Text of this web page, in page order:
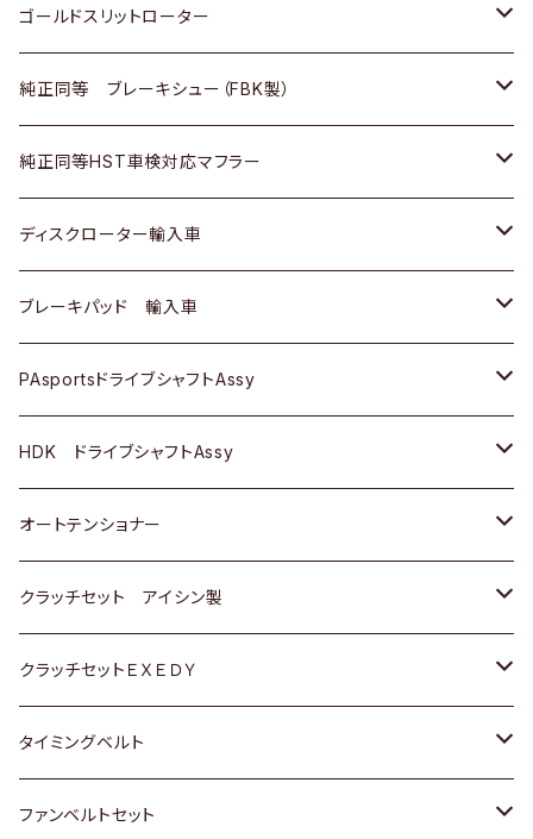
三菱ふそう
ＢＭＷ
三菱ふそう
その他
スバル
マツダ
三菱
スバル
三菱
ダイハツ
マツダ
三菱
スバル
日産
いすゞ
ダイハツ
マツダ
三菱
スバル
ＢＥＮＺ
スズキ
日産
ダイハツ
マツダ
三菱
スバル
ホンダ
日産
いすゞ
ダイハツ
マツダ
三菱
スバル
トヨタ
ホンダ
スズキ
日産
ダイハツ
マツダ
三菱
スバル
ゴールドスリットローター
トヨタ
ホンダ
スズキ
日産
ダイハツ
マツダ
三菱
スバル
純正同等 ブレーキシュー（FBK製）
ホンダ
スズキ
日産
ダイハツ
マツダ
三菱
スバル
純正同等HST車検対応マフラー
トヨタ
ホンダ
スズキ
日産
いすゞ
ダイハツ
マツダ
三菱
スバル
ディスクローター輸入車
ＡＵＤＩ
ＢＥＮＺ
ＢＭＷ
GOLF
ＷＡＧＥＮ
アストロ（シボレー）
クライスラー
ブレーキパッド 輸入車
ＢＥＮＺ
ＢＭＷ
ＷＡＧＥＮ
ＶＯＬＶＯ
PAsportsドライブシャフトAssy
トヨタ
ホンダ
スズキ
日産
ダイハツ
マツダ
HDK ドライブシャフトAssy
スズキ
ダイハツ
日産
ホンダ
マツダ
オートテンショナー
トヨタ
クラッチセット アイシン製
ホンダ
スズキ
ダイハツ
クラッチセットＥＸＥＤＹ
ホンダ
スズキ
タイミングベルト
トヨタ
ファンベルトセット